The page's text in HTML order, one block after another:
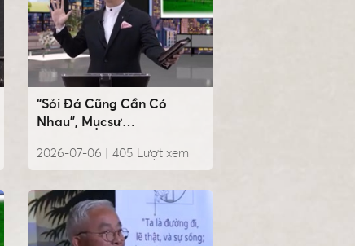
“Sỏi Đá Cũng Cần Có
Nhau”, Mụcsư
2026-07-06 | Lượt xem
405